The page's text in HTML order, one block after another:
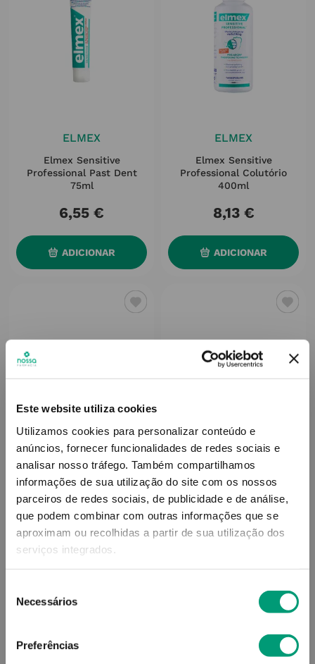
Este website utiliza cookies
Utilizamos cookies para personalizar conteúdo e
anúncios, fornecer funcionalidades de redes sociais e
analisar nosso tráfego. Também compartilhamos
informações de sua utilização do site com os nossos
parceiros de redes sociais, de publicidade e de análise,
que podem combinar com outras informações que se
aproximam ou recolhidas a partir de sua utilização dos
serviços integrados.
Necessários
Preferências
ELMEX
Elmex Sensitive
Professional Past Dent
75ml
6,55 €
ADICIONAR
ELMEX
Elmex Sensitive
Professional Colutório
400ml
8,13 €
ADICIONAR
ELMEX
Elmex Anti Cáries Pasta
Dent Profissional 75ml
6,28 €
ELMEX
Elmex Infantil Pasta Dent
50ml
ADICIONAR